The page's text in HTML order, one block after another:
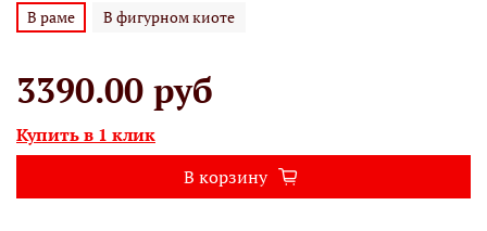
В раме В фигурном киоте
3390.00 руб
Купить в 1 клик
В корзину